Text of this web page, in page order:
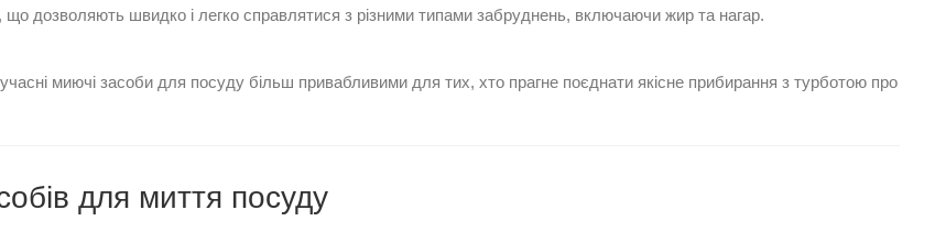
що дозволяють швидко і легко справлятися з різними типами забруднень, включаючи жир та нагар.
миючі засоби для посуду більш привабливими для тих, хто прагне поєднати якісне прибирання з турботою про
для миття посуду